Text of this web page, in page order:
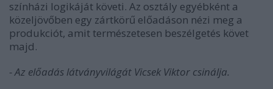
színházi logikáját követi. Az osztály egyébként a
közeljövőben egy zártkörű előadáson nézi meg a
produkciót, amit természetesen beszélgetés követ
majd.
- Az előadás látványvilágát Vicsek Viktor csinálja.